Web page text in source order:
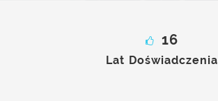
16
Lat Doświadczenia